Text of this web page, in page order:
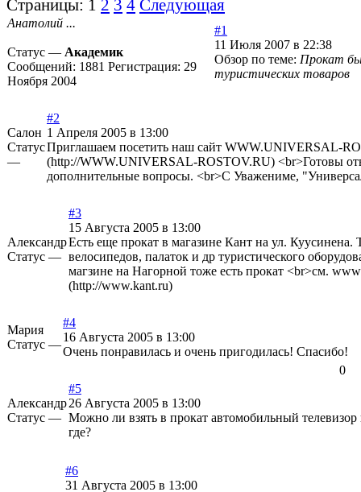
Страницы: 1 2 3 4 Следующая
Анатолий ...
Статус — Академик
Сообщений: 1881 Регистрация: 29
Ноября 2004
#1
11 Июля 2007 в 22:38
Обзор по теме: Прокат
туристических товаров
Салон
Статус
—
#2
1 Апреля 2005 в 13:00
Приглашаем посетить наш сайт WWW.UNIVERSAL-
(http://WWW.UNIVERSAL-ROSTOV.RU) <br>Готовы
дополнительные вопросы. <br>С Уважениме,
Александр
Статус —
#3
15 Августа 2005 в 13:00
Есть еще прокат в магазине Кант на ул. Куусинена.
велосипедов, палаток и др туристического
магзине на Нагорной тоже есть прокат <br>см.
(http://www.kant.ru)
Мария
Статус —
#4
16 Августа 2005 в 13:00
Очень понравилась и очень пригодилась! Спасибо!
0
Александр
Статус —
#5
26 Августа 2005 в 13:00
Можно ли взять в прокат автомобильный
где?
#6
31 Августа 2005 в 13:00